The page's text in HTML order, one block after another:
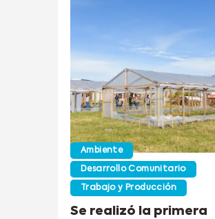
Ambiente
Desarrollo Comunitario
Trabajo y Producción
Se realizó la primera